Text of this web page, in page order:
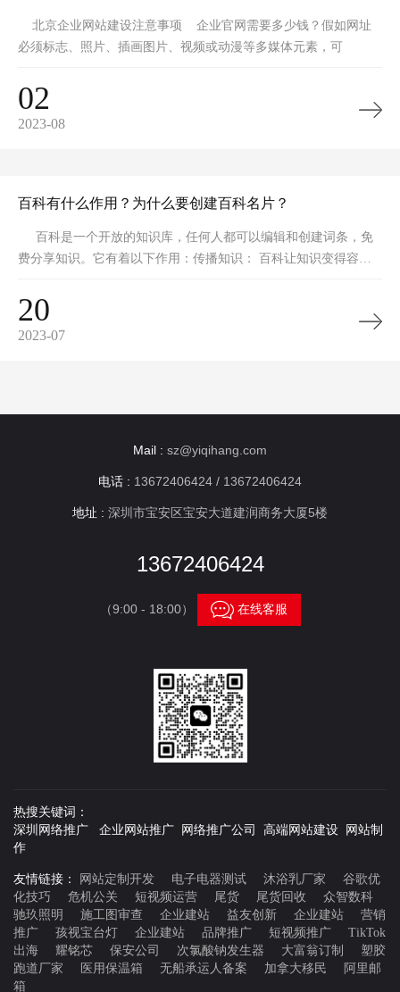
北京企业网站建设注意事项 企业官网需要多少钱？假如网址
必须标志、照片、插画图片、视频或动漫等多媒体元素，可
02
2023-08
百科有什么作用？为什么要创建百科名片？
百科是一个开放的知识库，任何人都可以编辑和创建词条，免
费分享知识。它有着以下作用：传播知识： 百科让知识变得容易
牌：企业或者个人可以创建百科名片，展示自己的品牌形象、产品
服务、成
20
2023-07
Mail : sz@yiqihang.com
电话 : 13672406424 / 13672406424
地址 : 深圳市宝安区宝安大道建润商务大厦5楼
13672406424
（9:00 - 18:00） 在线客服
热搜关键词：
深圳网络推广 企业网站推广 网络推广公司 高端网站建设 网站制
作
友情链接： 网站定制开发 电子电器测试 沐浴乳厂家
谷歌优
化技巧
危机公关 短视频运营 尾货 尾货回收
众智数科
驰玖照明
施工图审查 企业建站 益友创新 企业建站
营销
推广
孩视宝台灯 企业建站 品牌推广 短视频推广
TikTok
出海
耀铭芯 保安公司 次氯酸钠发生器 大富翁订制
塑胶
跑道厂家
医用保温箱 无船承运人备案 加拿大移民
阿里邮
箱